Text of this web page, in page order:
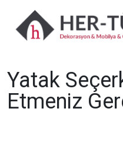
Yatak
Etmeniz